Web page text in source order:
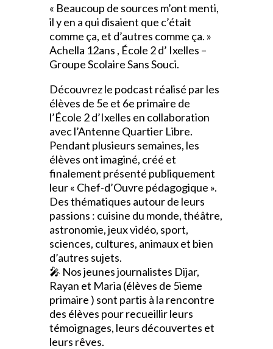
« Beaucoup de sources m’ont menti,
il y en a qui disaient que c’était
comme ça, et d’autres comme ça. »
Achella 12ans , École 2 d’ Ixelles –
Groupe Scolaire Sans Souci.
Découvrez le podcast réalisé par les
élèves de 5e et 6e primaire de
l’École 2 d’Ixelles en collaboration
avec l’Antenne Quartier Libre.
Pendant plusieurs semaines, les
élèves ont imaginé, créé et
finalement présenté publiquement
leur « Chef-d’Ouvre pédagogique ».
Des thématiques autour de leurs
passions : cuisine du monde, théâtre,
astronomie, jeux vidéo, sport,
sciences, cultures, animaux et bien
d’autres sujets.
🎤 Nos jeunes journalistes Dijar,
Rayan et Maria (élèves de 5ieme
primaire ) sont partis à la rencontre
des élèves pour recueillir leurs
témoignages, leurs découvertes et
leurs rêves.